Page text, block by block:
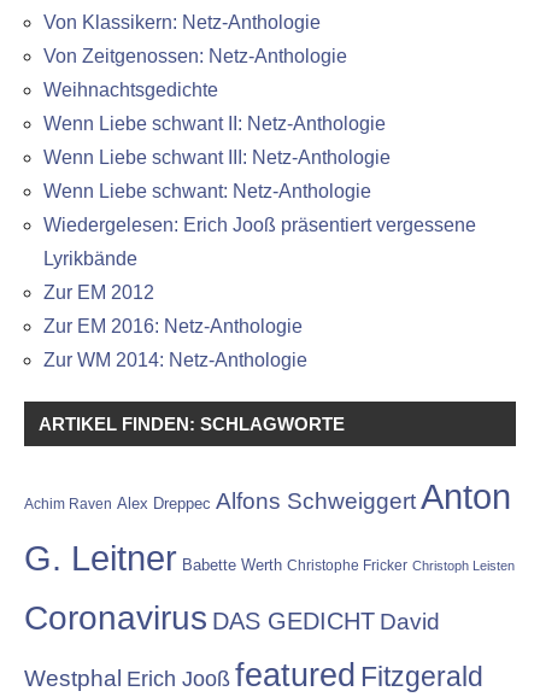
Von Klassikern: Netz-Anthologie
Von Zeitgenossen: Netz-Anthologie
Weihnachtsgedichte
Wenn Liebe schwant II: Netz-Anthologie
Wenn Liebe schwant III: Netz-Anthologie
Wenn Liebe schwant: Netz-Anthologie
Wiedergelesen: Erich Jooß präsentiert vergessene
Lyrikbände
Zur EM 2012
Zur EM 2016: Netz-Anthologie
Zur WM 2014: Netz-Anthologie
ARTIKEL FINDEN: SCHLAGWORTE
Achim Raven Alex Dreppec Alfons SchweiggertAnton
G. Leitner Babette Werth Christophe Fricker Christoph Leisten
Coronavirus DAS GEDICHT David
Westphal Erich Jooß featured Fitzgerald